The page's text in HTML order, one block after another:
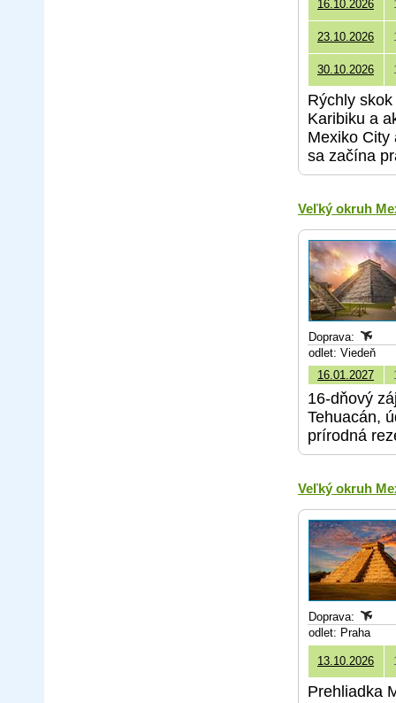
16.10.2026
23.10.2026
30.10.2026
Rýchly
Karibiku a
Mexiko City
sa začína
Veľký okruh
Doprava:
odlet: Viedeň
16.01.2027
16-dňový
Tehuacán,
prírodná
Veľký okruh
Doprava:
odlet: Praha
13.10.2026
Prehliadka